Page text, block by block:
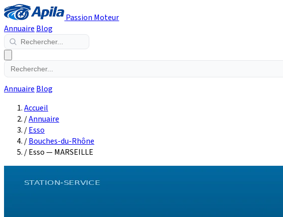
Passion Moteur
Annuaire Blog
Annuaire Blog
Accueil
/Annuaire
/Esso
/Bouches-du-Rhône
/Esso — MARSEILLE